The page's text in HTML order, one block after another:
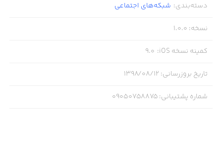
دسته‌بندی: شبکه‌های اجتماعی
نسخه:
1.0.0
کمینه نسخه iOS :
9.0
تاریخ بروزرسانی: ۱۳۹۸/۰۸/۱۲
شماره پشتیبانی:
09050758875